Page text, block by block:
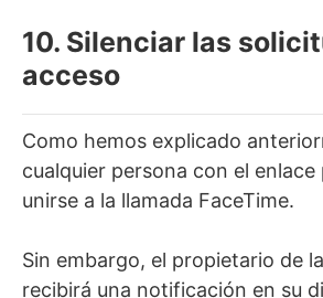
10. Silenciar las
acceso
Como hemos explicado
cualquier persona con el
unirse a la llamada FaceTime.
Sin embargo, el propietario de
recibirá una notificación en su